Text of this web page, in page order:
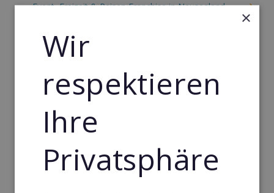
Event, Freizeit & Reisen Franchise in Neuseeland
Gebäude & Haustechnik Franchise in Neuseeland
Handwerk Franchise in Neuseeland
Dienstleistungsfranchise in Neuseeland
Telekommunikation Franchise in Neuseeland
Sport Franchise in Neuseeland
×
Wir
respektieren
Ihre
Privatsphäre